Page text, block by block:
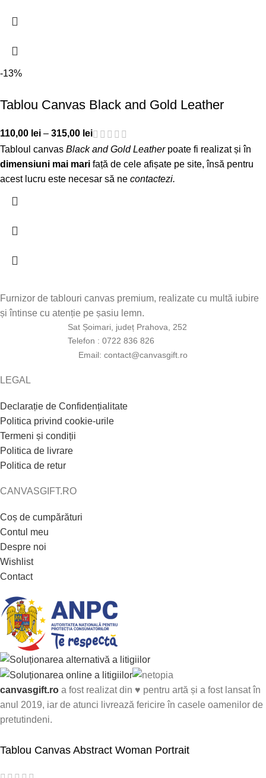
-13%
Tablou Canvas Black and Gold Leather
110,00 lei – 315,00 lei
Tabloul canvas Black and Gold Leatherpoate fi realizat și în
dimensiuni mai mari față de cele afișate pe site, însă pentru
acest lucru este necesar să ne contactezi.
Furnizor de tablouri canvas premium, realizate cu multă iubire
și întinse cu atenție pe șasiu lemn.
Sat Șoimari, județ Prahova, 252
Telefon : 0722 836 826
Email: contact@canvasgift.ro
LEGAL
Declarație de Confidențialitate
Politica privind cookie-urile
Termeni și condiții
Politica de livrare
Politica de retur
CANVASGIFT.RO
Coș de cumpărături
Contul meu
Despre noi
Wishlist
Contact
canvasgift.ro a fost realizat din ♥ pentru artă și a fost lansat în
anul 2019, iar de atunci livrează fericire în casele oamenilor de
pretutindeni.
Tablou Canvas Abstract Woman Portrait